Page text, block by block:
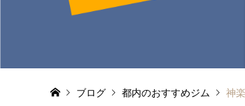
ブログ 都内のおすすめジム 神